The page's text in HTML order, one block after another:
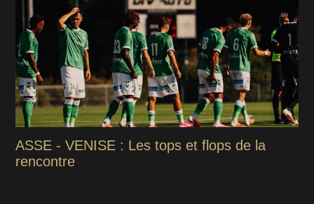
ASSE - VENISE : Les tops et flops de la
rencontre